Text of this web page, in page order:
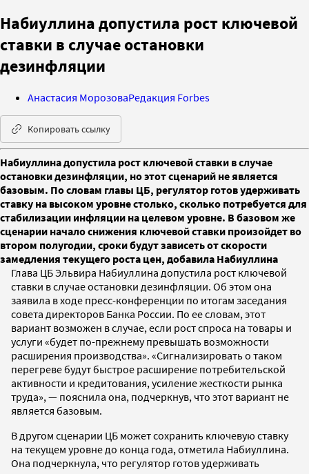
Набиуллина допустила рост ключевой
ставки в случае остановки
дезинфляции
Анастасия МорозоваРедакция Forbes
Копировать ссылку
Набиуллина допустила рост ключевой ставки в случае
остановки дезинфляции, но этот сценарий не является
базовым. По словам главы ЦБ, регулятор готов удерживать
ставку на высоком уровне столько, сколько потребуется для
стабилизации инфляции на целевом уровне. В базовом же
сценарии начало снижения ключевой ставки произойдет во
втором полугодии, сроки будут зависеть от скорости
замедления текущего роста цен, добавила Набиуллина
Глава ЦБ Эльвира Набиуллина допустила рост ключевой
ставки в случае остановки дезинфляции. Об этом она
заявила в ходе пресс-конференции по итогам заседания
совета директоров Банка России. По ее словам, этот
вариант возможен в случае, если рост спроса на товары и
услуги «будет по-прежнему превышать возможности
расширения производства». «Сигнализировать о таком
перегреве будут быстрое расширение потребительской
активности и кредитования, усиление жесткости рынка
труда», — пояснила она, подчеркнув, что этот вариант не
является базовым.
В другом сценарии ЦБ может сохранить ключевую ставку
на текущем уровне до конца года, отметила Набиуллина.
Она подчеркнула, что регулятор готов удерживать